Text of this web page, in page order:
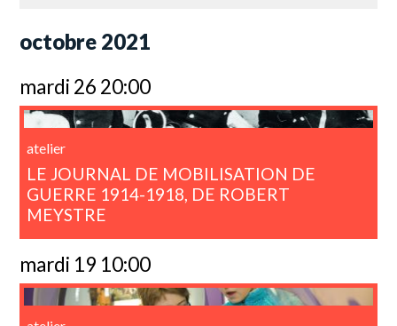
octobre 2021
mardi 26 20:00
atelier
LE JOURNAL DE MOBILISATION DE
GUERRE 1914-1918, DE ROBERT
MEYSTRE
mardi 19 10:00